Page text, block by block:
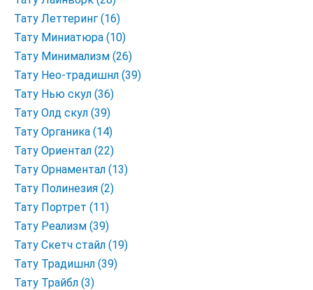
Тату Леттеринг (16)
Тату Миниатюра (10)
Тату Минимализм (26)
Тату Нео-традишнл (39)
Тату Нью скул (36)
Тату Олд скул (39)
Тату Органика (14)
Тату Ориентал (22)
Тату Орнаментал (13)
Тату Полинезия (2)
Тату Портрет (11)
Тату Реализм (39)
Тату Скетч стайл (19)
Тату Традишнл (39)
Тату Трайбл (3)